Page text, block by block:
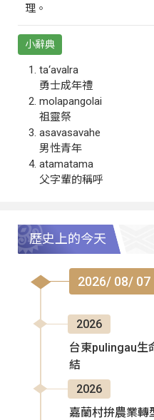
理。
小辭典
ta‘avalra
勇士成年禮
molapangolai
祖靈祭
asavasavahe
男性青年
atamatama
父字輩的稱呼
歷史上的今天
2026/ 08/ 07
2026
台東pulingau生
結
2026
嘉蘭村拚農業轉